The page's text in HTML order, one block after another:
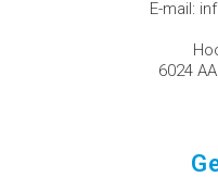
E-mail:
6024